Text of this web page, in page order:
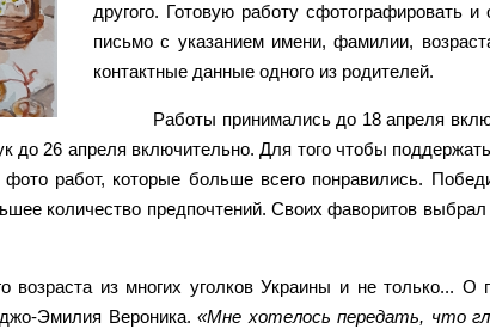
другого. Готовую работу сфотографировать
письмо с указанием имени, фамилии,
контактные данные одного из родителей.
Работы принимались до 18 апреля
до 26 апреля включительно. Для того чтобы
работ, которые больше всего понравились.
количество предпочтений. Своих фаворитов
возраста из многих уголков Украины и не только...
Эмилия Вероника.«Мне хотелось передать, что